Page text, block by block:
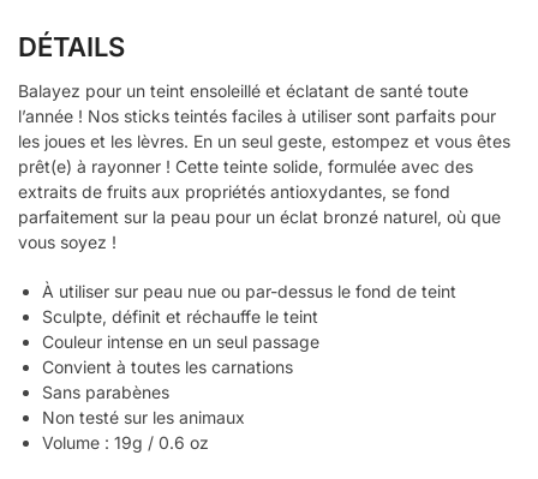
DÉTAILS
Balayez pour un teint ensoleillé et éclatant de santé toute
l’année ! Nos sticks teintés faciles à utiliser sont parfaits pour
les joues et les lèvres. En un seul geste, estompez et vous êtes
prêt(e) à rayonner ! Cette teinte solide, formulée avec des
extraits de fruits aux propriétés antioxydantes, se fond
parfaitement sur la peau pour un éclat bronzé naturel, où que
vous soyez !
À utiliser sur peau nue ou par-dessus le fond de teint
Sculpte, définit et réchauffe le teint
Couleur intense en un seul passage
Convient à toutes les carnations
Sans parabènes
Non testé sur les animaux
Volume : 19g / 0.6 oz